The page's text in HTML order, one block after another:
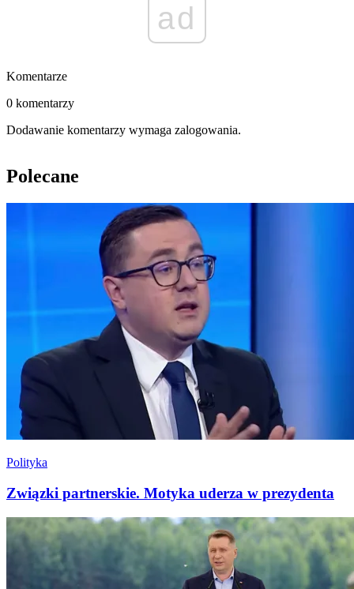
ad
Komentarze
0 komentarzy
Dodawanie komentarzy wymaga zalogowania.
Polecane
Polityka
Związki partnerskie. Motyka uderza w prezydenta